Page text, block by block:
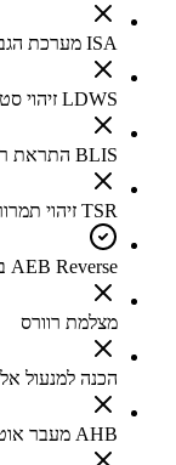
ISA מערכת הגבלה אוטומטית למהירות הרכב
LDWS זיהוי סטיה מנתיב
BLIS התראת רכב בשטח מת
TSR זיהוי תמרורי תנועה
AEB Reverse בלימה אוטונומית בנסיעה לאחור
מצלמת רוורס
הכנה למנעול
AHB מעבר אוטומטי לאורות גבוהים